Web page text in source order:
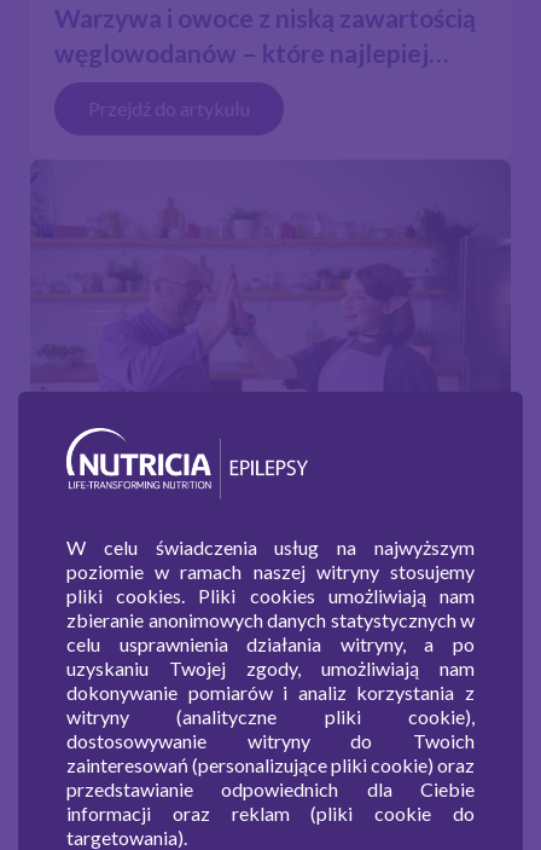
Warzywa i owoce z niską zawartością
węglowodanów – które najlepiej
wybierać do posiłków na diecie
ketogennej.
Przejdź do artykułu
Przejdź do artykułu
W celu świadczenia usług na najwyższym
poziomie w ramach naszej witryny stosujemy
pliki cookies. Pliki cookies umożliwiają nam
zbieranie anonimowych danych statystycznych w
celu usprawnienia działania witryny, a po
uzyskaniu Twojej zgody, umożliwiają nam
dokonywanie pomiarów i analiz korzystania z
witryny (analityczne pliki cookie),
dostosowywanie witryny do Twoich
zainteresowań (personalizujące pliki cookie) oraz
przedstawianie odpowiednich dla Ciebie
informacji oraz reklam (pliki cookie do
targetowania).